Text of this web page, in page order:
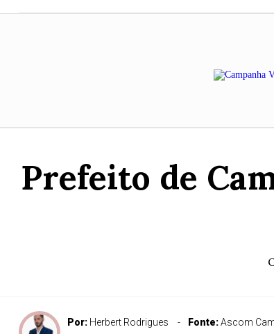
Prefeito de
Por: Herbert Rodrigues Fonte:Ascom